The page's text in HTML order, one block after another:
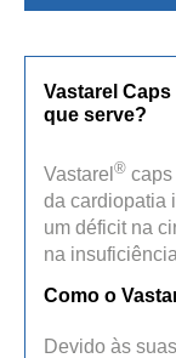
Vastarel
que serve?
Vastarel ® caps
da cardiopatia
um déficit na
na
Como o
Devido às